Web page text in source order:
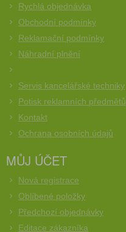
Rychlá objednávka
Obchodní podmínky
Reklamační podmínky
Náhradní plnění
Servis kancelářské techniky
Potisk reklamních předmětů
Kontakt
Ochrana osobních údajů
MŮJ ÚČET
Nová registrace
Oblíbené položky
Předchozí objednávky
Editace zákazníka